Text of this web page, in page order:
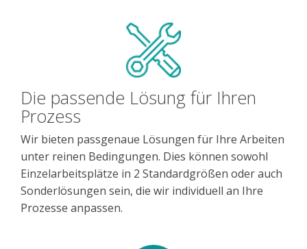
Die passende Lösung für Ihren
Prozess
Wir bieten passgenaue Lösungen für Ihre Arbeiten
unter reinen Bedingungen. Dies können sowohl
Einzelarbeitsplätze in 2 Standardgrößen oder auch
Sonderlösungen sein, die wir individuell an Ihre
Prozesse anpassen.